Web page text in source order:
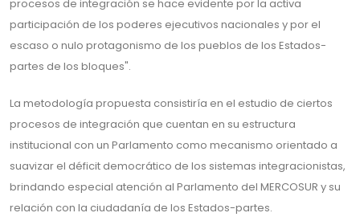
procesos de integración se hace evidente por la activa
participación de los poderes ejecutivos nacionales y por el
escaso o nulo protagonismo de los pueblos de los Estados-
partes de los bloques".
La metodología propuesta consistiría en el estudio de ciertos
procesos de integración que cuentan en su estructura
institucional con un Parlamento como mecanismo orientado a
suavizar el déficit democrático de los sistemas integracionistas,
brindando especial atención al Parlamento del MERCOSUR y su
relación con la ciudadanía de los Estados-partes.